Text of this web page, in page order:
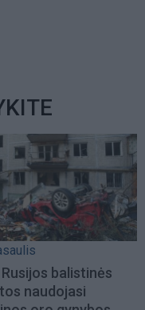
balistinės
naudojasi